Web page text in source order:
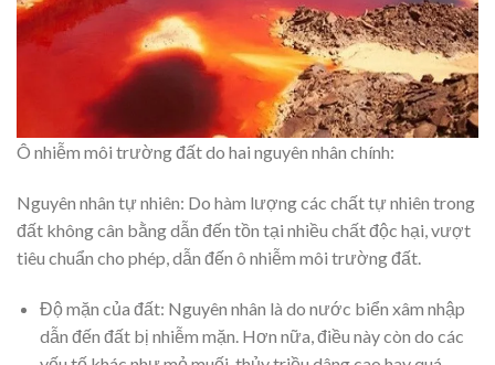
Ô nhiễm môi trường đất do hai nguyên nhân chính:
Nguyên nhân tự nhiên: Do hàm lượng các chất tự nhiên trong
đất không cân bằng dẫn đến tồn tại nhiều chất độc hại, vượt
tiêu chuẩn cho phép, dẫn đến ô nhiễm môi trường đất.
Độ mặn của đất: Nguyên nhân là do nước biển xâm nhập
dẫn đến đất bị nhiễm mặn. Hơn nữa, điều này còn do các